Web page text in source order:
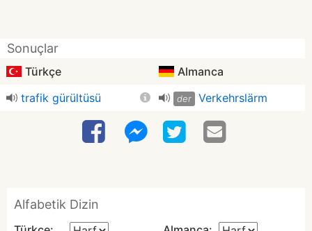
Sonuçlar
Türkçe
Almanca
trafik gürültüsü
der Verkehrslärm
Alfabetik Dizin